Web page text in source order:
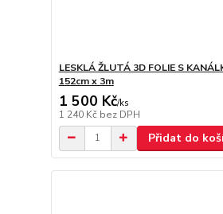
LESKLÁ ŽLUTÁ 3D FOLIE S
152cm x 3m
1 500 Kč/ks
1 240 Kč bez DPH
Přidat do